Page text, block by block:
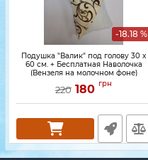
-18.18 %
Подушка "Валик" под голову 30 x
60 см. + Бесплатная Наволочка
(Вензеля на молочном фоне)
220 180 грн